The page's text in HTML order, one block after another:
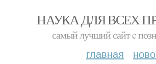
НАУКА ДЛЯ ВСЕХ
самый лучший сайт c
главная